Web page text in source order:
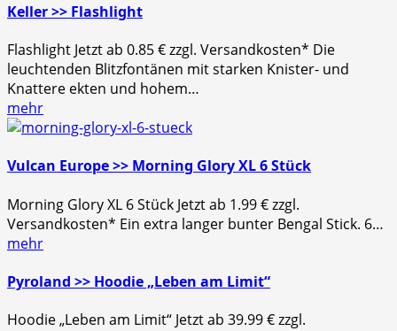
Keller >> Flashlight
Flashlight Jetzt ab 0.85 € zzgl. Versandkosten* Die
leuchtenden Blitzfontänen mit starken Knister- und
Knattere ekten und hohem…
mehr
Vulcan Europe >> Morning Glory XL 6 Stück
Morning Glory XL 6 Stück Jetzt ab 1.99 € zzgl.
Versandkosten* Ein extra langer bunter Bengal Stick. 6…
mehr
Pyroland >> Hoodie „Leben am Limit“
Hoodie „Leben am Limit“ Jetzt ab 39.99 € zzgl.